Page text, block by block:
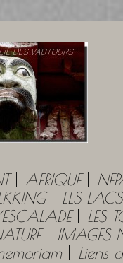
AFRIQUE
LES
LES
IMAGES
Liens